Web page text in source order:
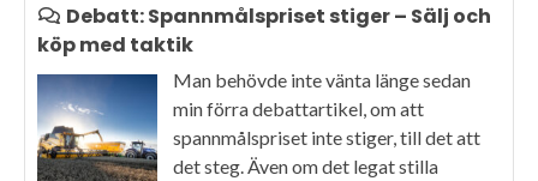
Debatt: Spannmålspriset stiger – Sälj och
köp med taktik
Man behövde inte vänta länge sedan
min förra debattartikel, om att
spannmålspriset inte stiger, till det att
det steg. Även om det legat stilla